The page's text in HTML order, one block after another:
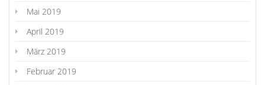
Mai 2019
April 2019
März 2019
Februar 2019